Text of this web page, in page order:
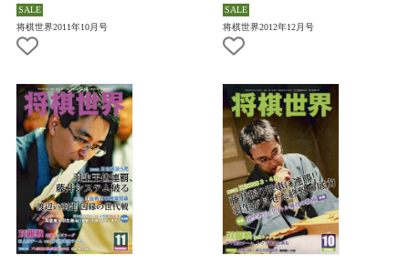
将棋世界2011年10月号 将棋世界2012年12月号